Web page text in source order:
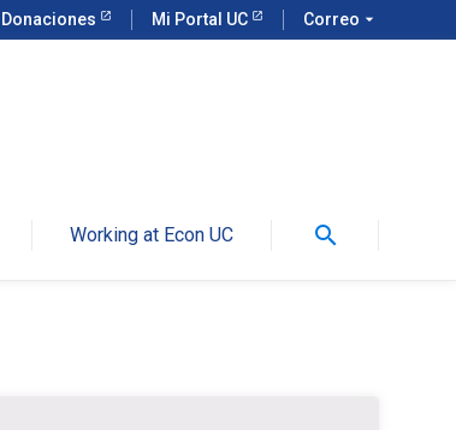
Donaciones Mi Portal UC Correo arrow_drop_down
Working at Econ UC search